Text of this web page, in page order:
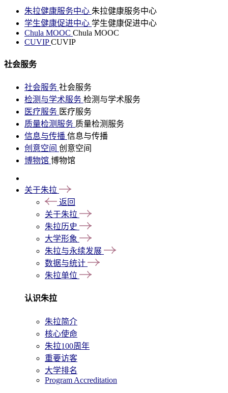
朱拉健康服务中心 朱拉健康服务中心
学生健康促进中心 学生健康促进中心
Chula MOOC Chula MOOC
CUVIPCUVIP
社会服务
社会服务 社会服务
检测与学术服务 检测与学术服务
医疗服务 医疗服务
质量检测服务 质量检测服务
信息与传播 信息与传播
创意空间 创意空间
博物馆 博物馆
关于朱拉
返回
关于朱拉
朱拉历史
大学形象
朱拉与永续发展
数据与统计
朱拉单位
认识朱拉
朱拉简介
核心使命
朱拉100周年
重要访客
大学排名
Program Accreditation